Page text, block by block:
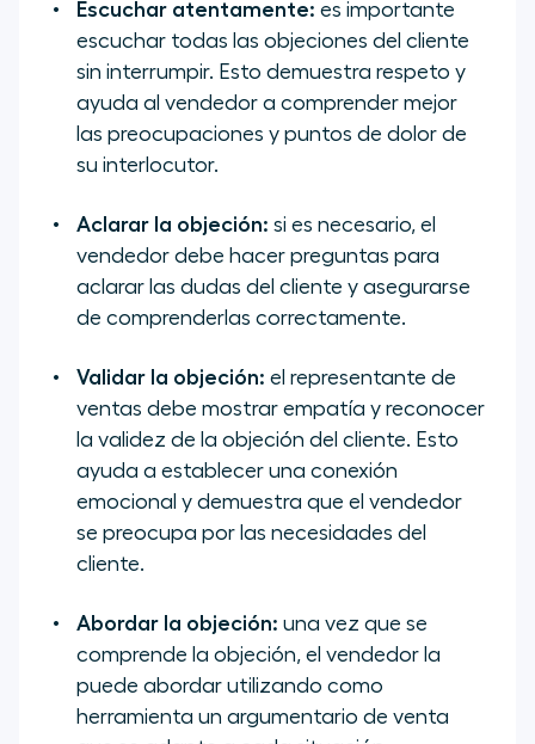
Escuchar atentamente: es importante
escuchar todas las objeciones del cliente
sin interrumpir. Esto demuestra respeto y
ayuda al vendedor a comprender mejor
las preocupaciones y puntos de dolor de
su interlocutor.
Aclarar la objeción: si es necesario, el
vendedor debe hacer preguntas para
aclarar las dudas del cliente y asegurarse
de comprenderlas correctamente.
Validar la objeción: el representante de
ventas debe mostrar empatía y reconocer
la validez de la objeción del cliente. Esto
ayuda a establecer una conexión
emocional y demuestra que el vendedor
se preocupa por las necesidades del
cliente.
Abordar la objeción: una vez que se
comprende la objeción, el vendedor la
puede abordar utilizando como
herramienta un argumentario de venta